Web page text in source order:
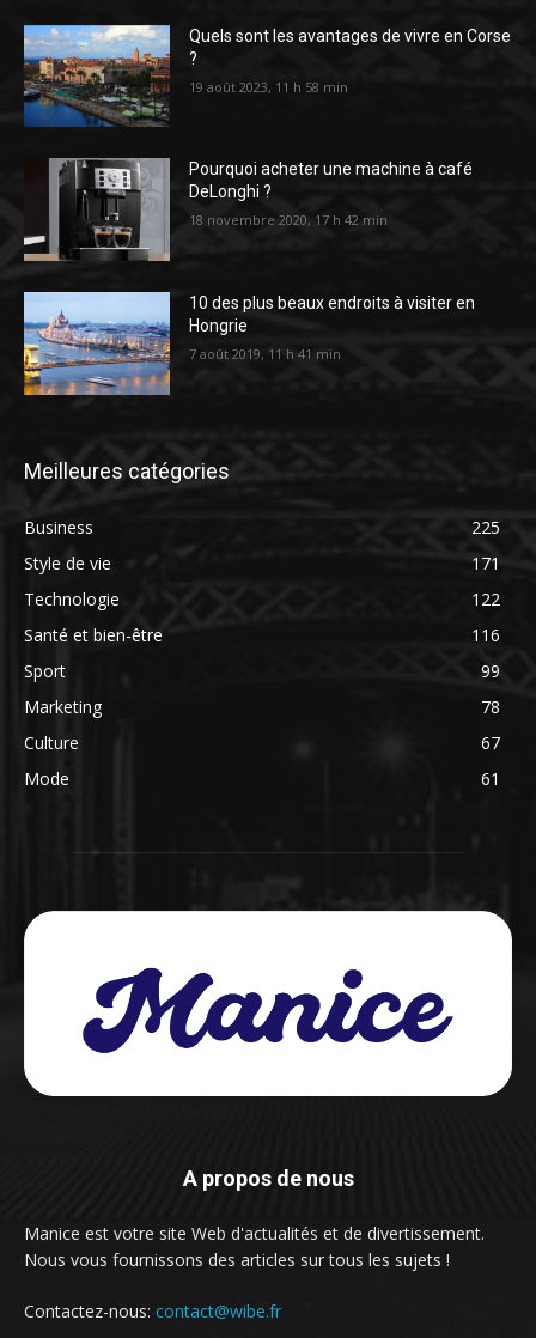
Quels sont les avantages de vivre en Corse
?
19 août 2023, 11 h 58 min
Pourquoi acheter une machine à café
DeLonghi ?
18 novembre 2020, 17 h 42 min
10 des plus beaux endroits à visiter en
Hongrie
7 août 2019, 11 h 41 min
Meilleures catégories
Business
225
Style de vie
171
Technologie
122
Santé et bien-être
116
Sport
99
Marketing
78
Culture
67
Mode
61
A propos de nous
Manice est votre site Web d'actualités et de divertissement.
Nous vous fournissons des articles sur tous les sujets !
Contactez-nous: contact@wibe.fr